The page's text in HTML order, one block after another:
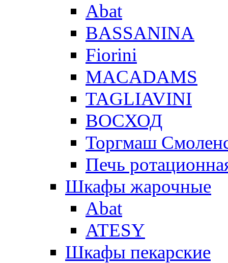
Abat
BASSANINA
Fiorini
MACADAMS
TAGLIAVINI
ВОСХОД
Торгмаш
Печь
Шкафы жарочные
Abat
ATESY
Шкафы пекарские